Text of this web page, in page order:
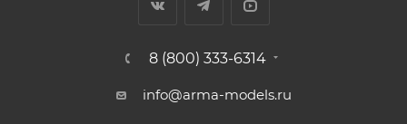
8 (800) 333-6314
info@arma-models.ru